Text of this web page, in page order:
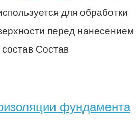
для обработки
перед нанесением
Состав
фундамента